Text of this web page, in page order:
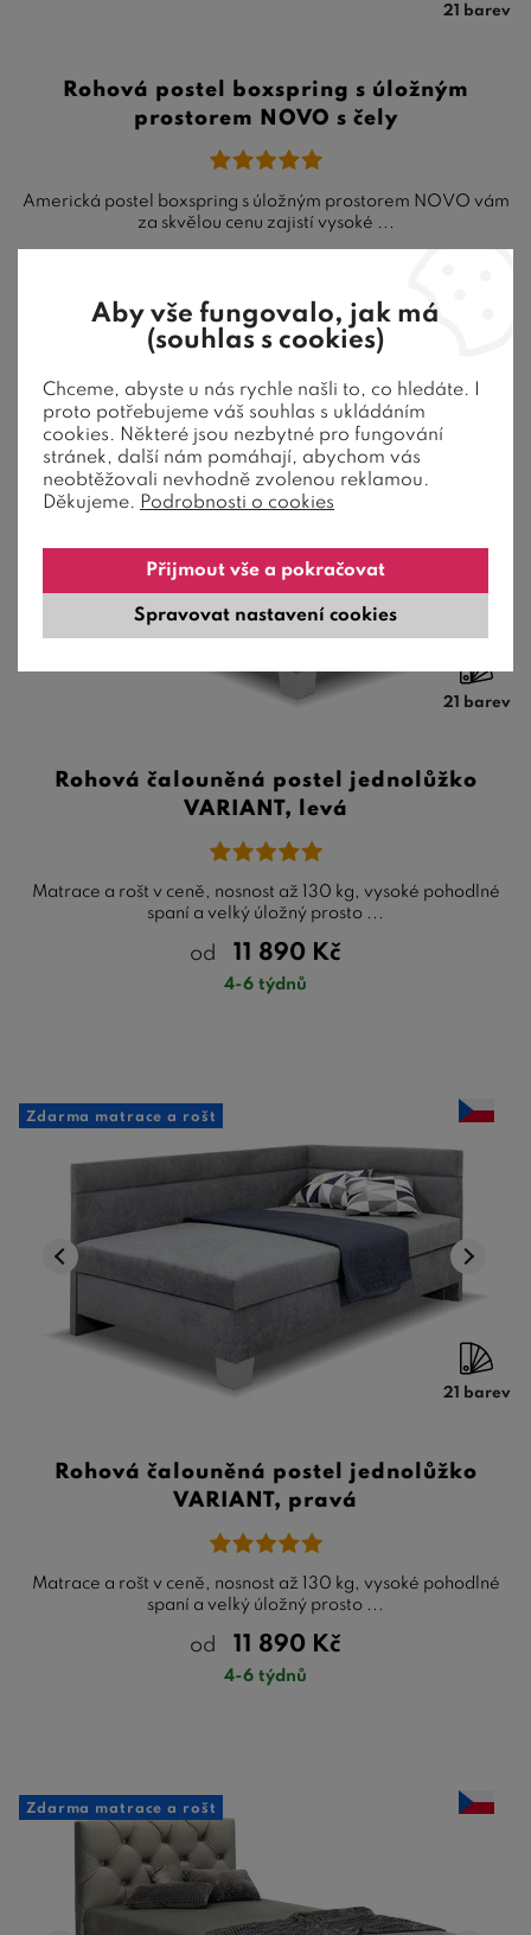
21 barev
Rohová postel boxspring s úložným
prostorem NOVO s čely
Americká postel boxspring s úložným prostorem NOVO vám
za skvělou cenu zajistí vysoké ...
Zdarma matrace a rošt
21 barev
Rohová čalouněná postel jednolůžko
VARIANT, levá
Matrace a rošt v ceně, nosnost až 130 kg, vysoké pohodlné
spaní a velký úložný prosto ...
od 11 890 Kč
4-6 týdnů
Zdarma matrace a rošt
21 barev
Rohová čalouněná postel jednolůžko
VARIANT, pravá
Matrace a rošt v ceně, nosnost až 130 kg, vysoké pohodlné
spaní a velký úložný prosto ...
od 11 890 Kč
4-6 týdnů
Zdarma matrace a rošt
Aby vše fungovalo, jak má
(souhlas s cookies)
Chceme, abyste u nás rychle našli to, co hledáte. I
proto potřebujeme váš souhlas s ukládáním
cookies. Některé jsou nezbytné pro fungování
stránek, další nám pomáhají, abychom vás
neobtěžovali nevhodně zvolenou reklamou.
Děkujeme. Podrobnosti o cookies
Spravovat nastavení cookies
Přijmout vše a pokračovat